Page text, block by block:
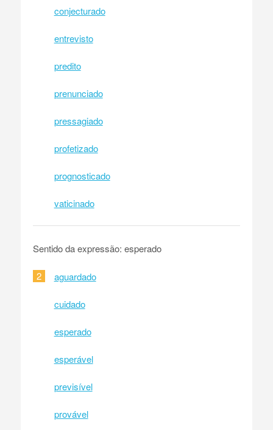
conjecturado
entrevisto
predito
prenunciado
pressagiado
profetizado
prognosticado
vaticinado
Sentido da expressão: esperado
2 aguardado
cuidado
esperado
esperável
previsível
provável